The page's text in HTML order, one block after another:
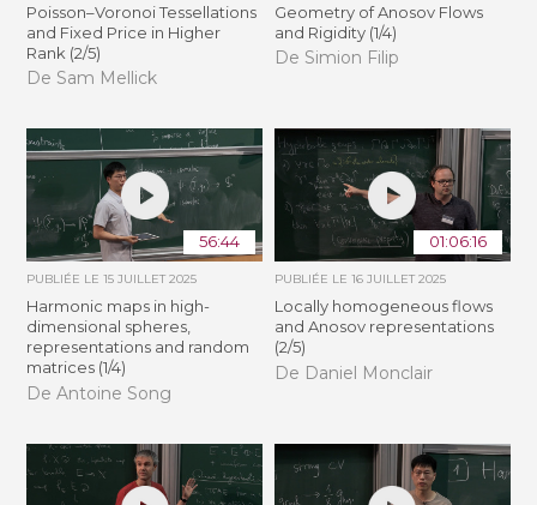
Poisson–Voronoi Tessellations
and Fixed Price in Higher
Rank (2/5)
De Sam Mellick
Geometry of Anosov Flows
and Rigidity (1/4)
De Simion Filip
56:44
PUBLIÉE LE15 JUILLET 2025
Harmonic maps in high-
dimensional spheres,
representations and random
matrices (1/4)
De Antoine Song
01:06:16
PUBLIÉE LE 16 JUILLET 2025
Locally homogeneous flows
and Anosov representations
(2/5)
De Daniel Monclair